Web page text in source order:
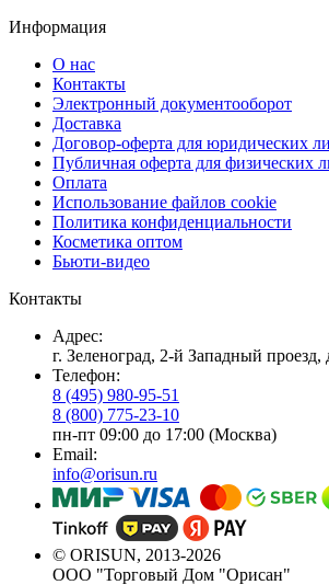
Информация
О нас
Контакты
Электронный документооборот
Доставка
Договор-оферта для юридических
Публичная оферта для физических
Оплата
Использование файлов cookie
Политика конфиденциальности
Косметика оптом
Бьюти-видео
Контакты
Адрес:
г. Зеленоград, 2-й Западный
Телефон:
8 (495) 980-95-51
8 (800) 775-23-10
пн-пт 09:00 до 17:00 (Москва)
Email:
info@orisun.ru
© ORISUN, 2013-2026
ООО "Торговый Дом "Орисан"